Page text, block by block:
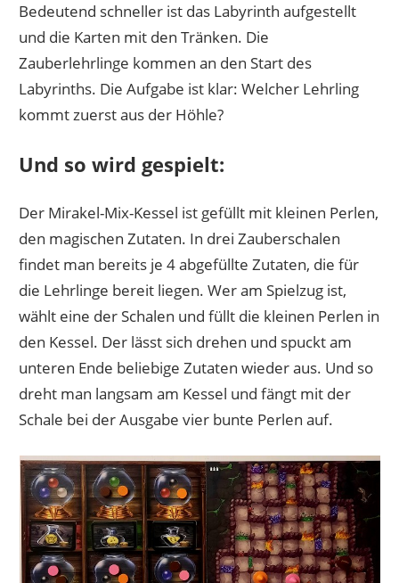
Bedeutend schneller ist das Labyrinth aufgestellt
und die Karten mit den Tränken. Die
Zauberlehrlinge kommen an den Start des
Labyrinths. Die Aufgabe ist klar: Welcher Lehrling
kommt zuerst aus der Höhle?
Und so wird gespielt:
Der Mirakel-Mix-Kessel ist gefüllt mit kleinen Perlen,
den magischen Zutaten. In drei Zauberschalen
findet man bereits je 4 abgefüllte Zutaten, die für
die Lehrlinge bereit liegen. Wer am Spielzug ist,
wählt eine der Schalen und füllt die kleinen Perlen in
den Kessel. Der lässt sich drehen und spuckt am
unteren Ende beliebige Zutaten wieder aus. Und so
dreht man langsam am Kessel und fängt mit der
Schale bei der Ausgabe vier bunte Perlen auf.